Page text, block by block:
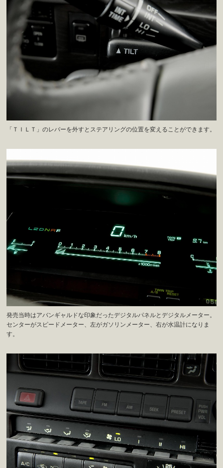
「ＴＩＬＴ」のレバーを外すとステアリングの位置を変えることができます。
発売当時はアバンギャルドな印象だったデジタルパネルとデジタルメーター。
センターがスピードメーター、左がガソリンメーター、右が水温計になりま
す。